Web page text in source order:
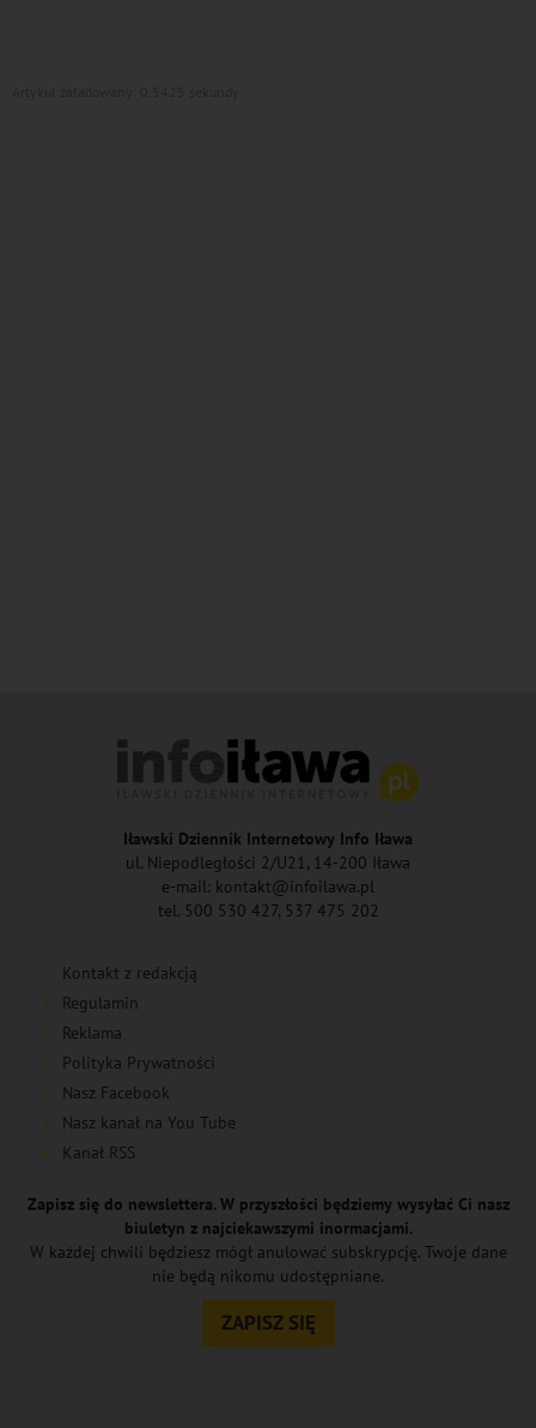
Iławski Dziennik Internetowy Info Iława
ul. Niepodległości 2/U21, 14-200 Iława
e-mail: kontakt@infoilawa.pl
tel. 500 530 427, 537 475 202
Kontakt z redakcją
Regulamin
Reklama
Polityka Prywatności
Nasz Facebook
Nasz kanał na You Tube
Kanał RSS
Zapisz się do newslettera. W przyszłości będziemy wysyłać Ci nasz
biuletyn z najciekawszymi inormacjami.
W każdej chwili będziesz mógł anulować subskrypcję. Twoje dane
nie będą nikomu udostępniane.
ZAPISZ SIĘ